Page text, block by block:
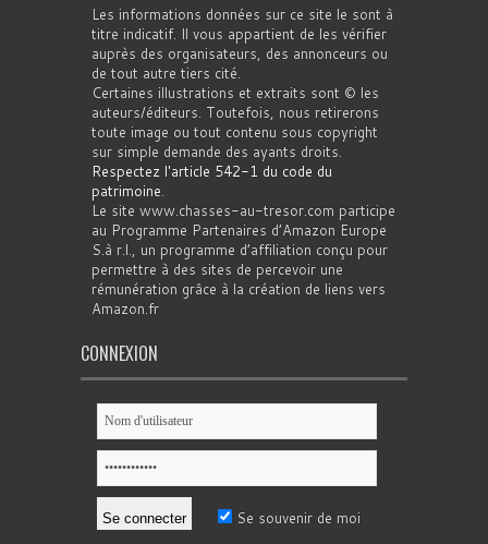
Les informations données sur ce site le sont à
titre indicatif. Il vous appartient de les vérifier
auprès des organisateurs, des annonceurs ou
de tout autre tiers cité.
Certaines illustrations et extraits sont © les
auteurs/éditeurs. Toutefois, nous retirerons
toute image ou tout contenu sous copyright
sur simple demande des ayants droits.
Respectez l'article 542-1 du code du
patrimoine.
Le site www.chasses-au-tresor.com participe
au Programme Partenaires d’Amazon Europe
S.à r.l., un programme d’affiliation conçu pour
permettre à des sites de percevoir une
rémunération grâce à la création de liens vers
Amazon.fr
CONNEXION
Se souvenir de moi